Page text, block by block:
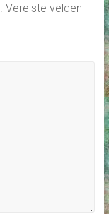
Vereiste velden